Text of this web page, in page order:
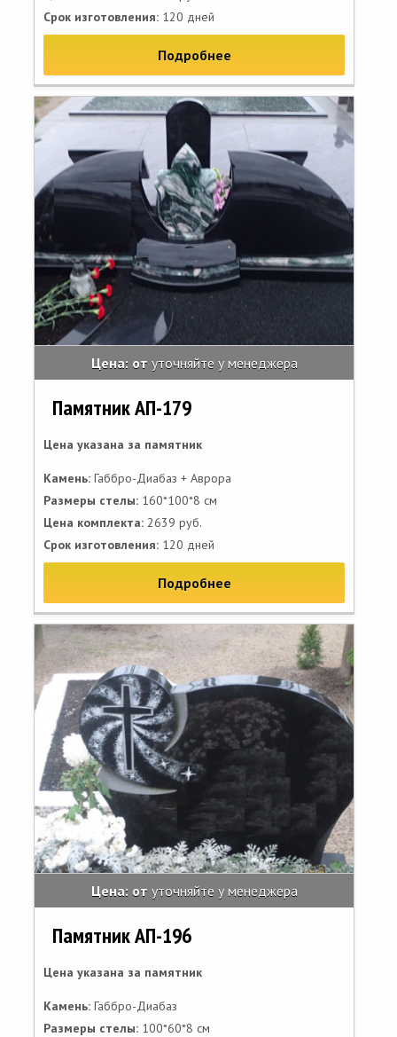
Срок изготовления: 120 дней
Подробнее
Цена: от уточняйте у менеджера
Памятник АП-179
Цена указана за памятник
Камень: Габбро-Диабаз + Аврора
Размеры стелы: 160*100*8 см
Цена комплекта: 2639 руб.
Срок изготовления: 120 дней
Подробнее
Цена: от уточняйте у менеджера
Памятник АП-196
Цена указана за памятник
Камень: Габбро-Диабаз
Размеры стелы: 100*60*8 см